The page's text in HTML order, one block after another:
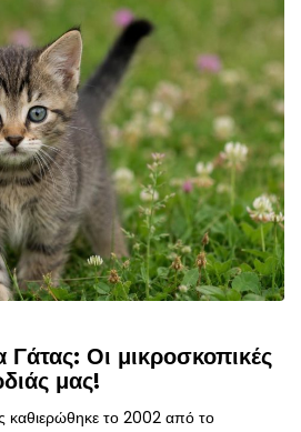
Οι μικροσκοπικές
μας!
καθιερώθηκε το 2002 από το